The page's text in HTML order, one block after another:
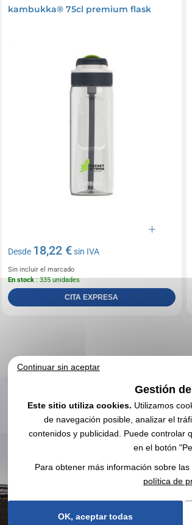
kambukka® 75cl premium flask
Desde 18,22 €sin IVA
Sin incluir el marcado
En stock: 335 unidades
CITA EXPRESA
Continuar sin aceptar
Gestión
Este sitio utiliza cookies. Utilizamos
de navegación posible, analizar el
contenidos y publicidad. Puede controlar
en el botón
Para obtener más información sobre
política de
OK, aceptar todas